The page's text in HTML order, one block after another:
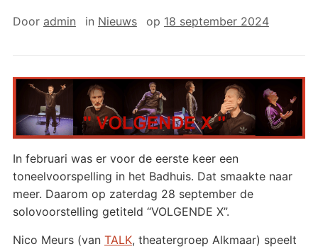
Door admin in Nieuws op 18 september 2024
In februari was er voor de eerste keer een
toneelvoorspelling in het Badhuis. Dat smaakte naar
meer. Daarom op zaterdag 28 september de
solovoorstelling getiteld “VOLGENDE X”.
Nico Meurs (van TALK, theatergroep Alkmaar) speelt